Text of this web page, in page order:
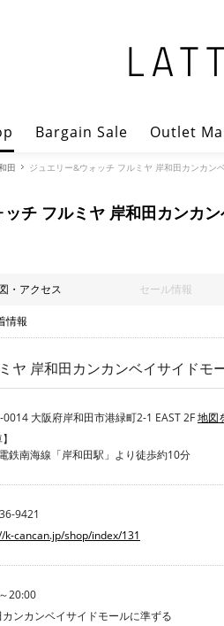
Bargain Sale Outlet
田 ジュエリー&ウォッチ フルミヤ 岸和田カンカン
チ フルミヤ 岸和田カンカ
・アクセス セール情報
情報
ヤ 岸和田カンカンベイサイドモ
大阪府岸和田市港緑町2-1 EAST 2F地図
鉄南海線「岸和田駅」より徒歩約10分
9421
k-cancan.jp/shop/index/131
20:00
カンカンベイサイドモールに準ずる